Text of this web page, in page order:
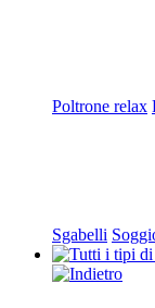
Poltrone relax
Sgabelli